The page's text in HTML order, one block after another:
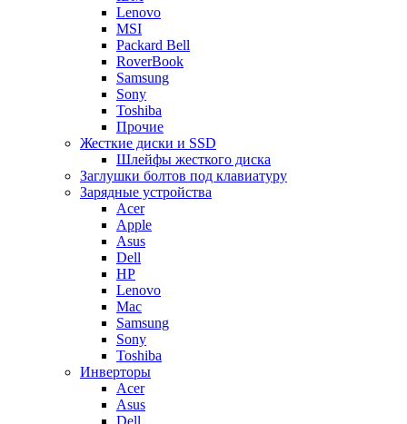
Lenovo
MSI
Packard Bell
RoverBook
Samsung
Sony
Toshiba
Прочие
Жесткие диски и SSD
Шлейфы жесткого диска
Заглушки болтов под клавиатуру
Зарядные устройства
Acer
Apple
Asus
Dell
HP
Lenovo
Mac
Samsung
Sony
Toshiba
Инверторы
Acer
Asus
Dell